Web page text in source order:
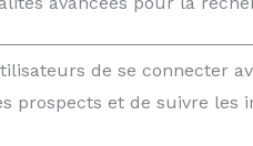
de se connecter
prospects et de suivre les